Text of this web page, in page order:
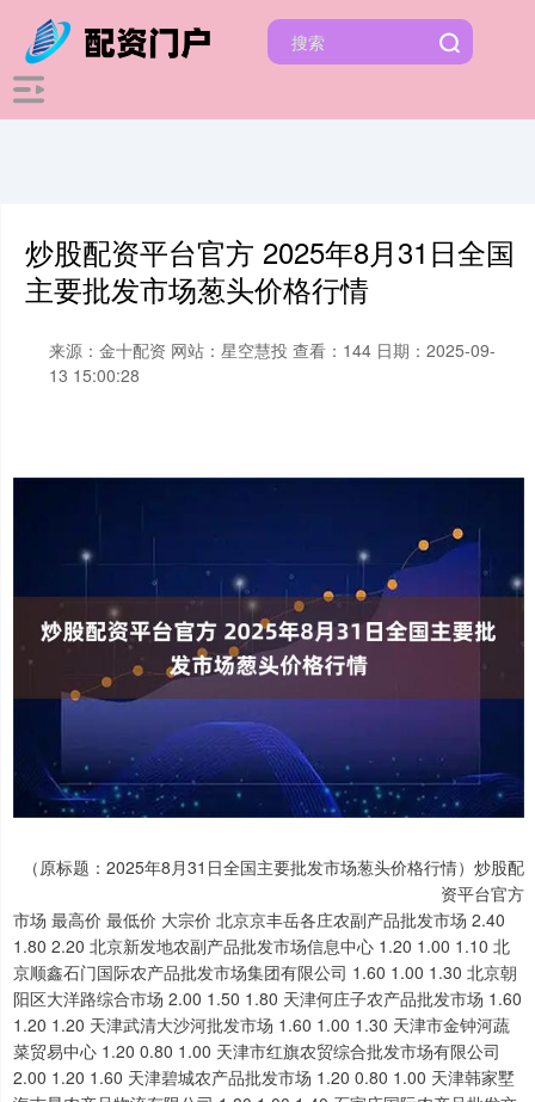
炒股配资平台官方 2025年8月31日全国
主要批发市场葱头价格行情
来源：金十配资 网站：星空慧投 查看：144 日期：2025-09-
13 15:00:28
（原标题：2025年8月31日全国主要批发市场葱头价格行情）炒股配
资平台官方
市场 最高价 最低价 大宗价 北京京丰岳各庄农副产品批发市场 2.40 1.80 2.20 北京新发地农副产品批发市场信息中心 1.20 1.00 1.10 北京顺鑫石门国际农产品批发市场集团有限公司 1.60 1.00 1.30 北京朝阳区大洋路综合市场 2.00 1.50 1.80 天津何庄子农产品批发市场 1.60 1.20 1.20 天津武清大沙河批发市场 1.60 1.00 1.30 天津市金钟河蔬菜贸易中心 1.20 0.80 1.00 天津市红旗农贸综合批发市场有限公司 2.00 1.20 1.60 天津碧城农产品批发市场 1.20 0.80 1.00 天津韩家墅海吉星农产品物流有限公司 1.80 1.00 1.40 石家庄国际农产品批发交易中心 1.50 1.20 1.35 乐亭县冀东果菜批发市场 1.40 1.00 1.20 河北唐山市荷花坑市场经营管理有限公司 2.40 2.00 2.20 河北省怀来县京西果菜批发市场有限责任公司 -- 2.00 2.00 山西省太原市河西农产品有限公司 1.60 1.60 1.60 山西太原丈子头农产品物流园（原城东利民） 1.50 1.20 1.30 山西省晋城市绿欣农产品贸易有限公司 1.40 1.20 1.30 晋城市绿盛农工商实业有限公司农副产品批发市场 1.00 1.00 1.00 山西省朔州大运果菜批发市场有限公司 1.40 1.00 1.20 运城蔬菜批发市场有限公司 1.60 0.80 1.00 山西省临汾市尧都区奶牛场尧丰农副产品批发市场 -- -- 1.20 孝义市绿海蔬菜批发销售有限公司 -- -- 1.80 山西汾阳市晋阳农副产品批发市场 -- -- 1.40 内蒙古呼和浩特市东瓦窑农副产品批发市场有限责任公司 1.40 1.20 1.30 呼和浩特市美通首府无公害农产品批发市场 1.60 1.00 1.20 内蒙古保全庄农产品批发市场 1.20 1.00 1.15 内蒙包头市友谊蔬菜批发市场 1.80 1.80 1.80 内蒙赤峰西城市场 1.20 1.00 1.20 鄂尔多斯市万家惠农贸市场有限公司 2.20 1.80 2.00 大连双兴商品城有限公司 1.80 1.20 1.50 辽宁鞍山宁远农产品批发市场 1.40 1.20 1.30 白山市星泰批发市场有限公司 -- -- 3.80 哈尔滨哈达农副产品有限公司 1.60 1.20 1.40 上海农产品中心批发市场经营管理有限公司 2.40 1.00 1.70 上海市江桥批发市场经营管理有限公司 1.30 1.10 1.20 南京农副产品物流配送中心有限公司 1.80 1.50 1.65 江苏无锡朝阳农产品大市场 -- -- 1.11 江苏凌家塘市场发展有限公司 1.40 0.80 1.00 江苏苏州南环桥农副产品批发市场 1.50 1.20 1.35 江苏省苏中农副产品交易中心有限公司 -- -- 5.00 江苏联谊农副产品批发市场 3.00 1.20 1.60 浙江良渚蔬菜市场开发有限公司 -- -- 2.60 宁波蔬菜批发市场有限公司 1.60 1.00 1.40 浙江嘉兴蔬菜批发交易市场 -- -- 1.70 绍兴市蔬菜果品批发交易市场有限公司 -- -- 2.00 蚌埠海吉星农产品物流有限公司 1.20 1.00 1.10 马鞍山市安民农副产品贸易有限公司 1.60 1.40 1.50 安徽省淮北市中瑞农产品批发市场 -- -- 2.00 安徽安庆市龙狮桥蔬菜批发市场 4.00 3.00 3.50 天长市永福农副产品批发市场 2.00 1.50 1.75 北海果业砀山惠丰市场有限公司 -- -- 3.00 亳州农产品有限责任公司 -- -- 0.90 福建省福州市海峡蔬菜批发市场 4.00 1.00 2.93 江西乐平蔬菜农产品批发大市场 2.60 2.20 2.40 江西九江琵琶湖农产品物流有限公司 2.00 1.60 1.80 山东章丘刁镇蔬菜批发市场 1.40 1.00 1.20 青岛抚顺路蔬菜副食品批发市场股份有限公司 3.20 1.20 2.20 青岛东庄头蔬菜批发市场有限公司 1.10 0.40 0.90 青岛市城阳蔬菜水产品批发市场有限公司 2.60 1.40 2.40 山东青岛黄河路农产品批发市场 2.40 2.40 2.40 山东淄博市鲁中蔬菜批发市场 -- -- 1.60 寿光地利农产品物流园有限公司 3.20 0.60 0.90 山东金乡大蒜专业批发市场 1.00 0.56 0.78 山东威海市农副产品批发市场 1.80 1.20 1.80 山东滨州(六街）鲁北蔬菜批发市场 -- -- 1.60 河南万邦国际农产品物流股份有限公司 1.80 1.60 1.70 河南新野县蔬菜批发市场 1.40 1.20 1.30 河南商丘市农产品中心批发市场 1.20 0.40 0.80 黄淮农产品股份有限公司 4.00 0.50 1.00 武汉白沙洲农副产品大市场有限公司 1.60 1.20 1.40 湖北襄樊市蔬菜批发市场 -- -- 1.10 湖北鄂州市蟠龙农产品批发市场 2.50 2.20 2.30 湖北省洪湖农贸市场 2.60 2.20 2.40 湖北浠水农产品批发市场 15.00 12.40 13.70 长沙马王堆农产品股份有限公司 2.00 1.40 1.70 常德首衡实业有限公司 -- -- 1.20